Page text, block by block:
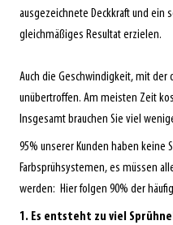
ausgezeichnete Deckkraft und ein
gleichmäßiges Resultat erzielen.
Auch die Geschwindigkeit, mit der
unübertroffen. Am meisten Zeit
Insgesamt brauchen Sie viel
95% unserer Kunden haben keine
Farbsprühsystemen, es müssen
werden: Hier folgen 90% der
1. Es entsteht zu viel